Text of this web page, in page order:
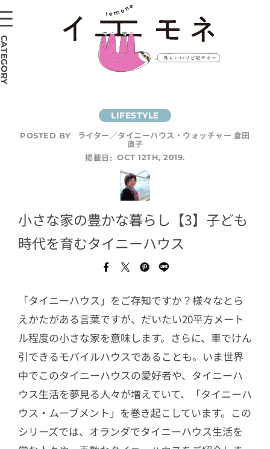
POSTED BY ライター／タイニーハウス・ウォッチャー 倉田
直子
掲載日: OCT 12TH, 2019.
小さな家の豊かな暮らし【3】子ども
時代を育むタイニーハウス
「タイニーハウス」をご存知ですか？様々なとら
えかたがある言葉ですが、だいたい20平方メート
ル程度の小さな家を意味します。さらに、車でけん
引できるモバイルハウスであることも。いま世界
中でこのタイニーハウスの愛好者や、タイニーハ
ウス生活を夢見る人々が増えていて、「タイニーハ
ウス・ムーブメント」を巻き起こしています。この
シリーズでは、オランダでタイニーハウス生活を